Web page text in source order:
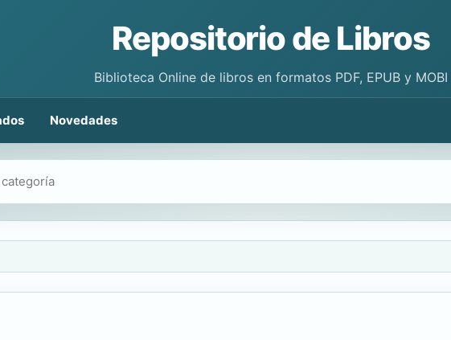
Repositorio de Libros
Biblioteca Online de libros en formatos PDF, EPUB y MOBI
Novedades